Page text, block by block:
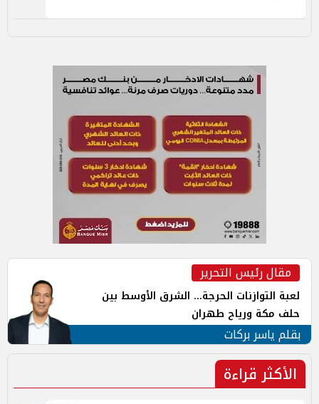
مقال رئيس التحرير
لعبة التوازنات الحرجة... الشرق الأوسط بين
حلف مكة ورياح طهران
بقلم ياسر بركات
الأكثر قراءة